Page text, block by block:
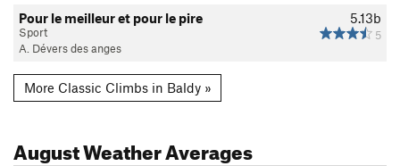
5.13b
5
Pour le meilleur et pour le pire
Sport
A. Dévers des anges
More Classic Climbs in Baldy »
AugustWeather Averages